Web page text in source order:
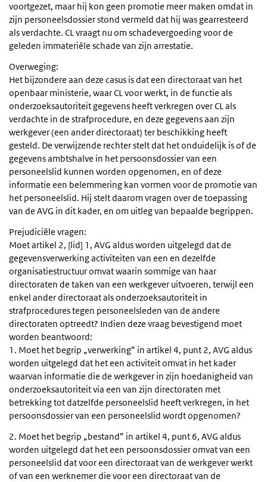
voortgezet, maar hij kon geen promotie meer maken omdat in
zijn personeelsdossier stond vermeld dat hij was gearresteerd
als verdachte. CL vraagt nu om schadevergoeding voor de
geleden immateriële schade van zijn arrestatie.
Overweging:
Het bijzondere aan deze casus is dat een directoraat van het
openbaar ministerie, waar CL voor werkt, in de functie als
onderzoeksautoriteit gegevens heeft verkregen over CL als
verdachte in de strafprocedure, en deze gegevens aan zijn
werkgever (een ander directoraat) ter beschikking heeft
gesteld. De verwijzende rechter stelt dat het onduidelijk is of de
gegevens ambtshalve in het persoonsdossier van een
personeelslid kunnen worden opgenomen, en of deze
informatie een belemmering kan vormen voor de promotie van
het personeelslid. Hij stelt daarom vragen over de toepassing
van de AVG in dit kader, en om uitleg van bepaalde begrippen.
Prejudiciële vragen:
Moet artikel 2, [lid] 1, AVG aldus worden uitgelegd dat de
gegevensverwerking activiteiten van een en dezelfde
organisatiestructuur omvat waarin sommige van haar
directoraten de taken van een werkgever uitvoeren, terwijl een
enkel ander directoraat als onderzoeksautoriteit in
strafprocedures tegen personeelsleden van de andere
directoraten optreedt? Indien deze vraag bevestigend moet
worden beantwoord:
1. Moet het begrip „verwerking” in artikel 4, punt 2, AVG aldus
worden uitgelegd dat het een activiteit omvat in het kader
waarvan informatie die de werkgever in zijn hoedanigheid van
onderzoeksautoriteit via een van zijn directoraten met
betrekking tot datzelfde personeelslid heeft verkregen, in het
persoonsdossier van een personeelslid wordt opgenomen?
2. Moet het begrip „bestand” in artikel 4, punt 6, AVG aldus
worden uitgelegd dat het een persoonsdossier omvat van een
personeelslid dat voor een directoraat van de werkgever werkt
of van een werknemer die voor een directoraat van de